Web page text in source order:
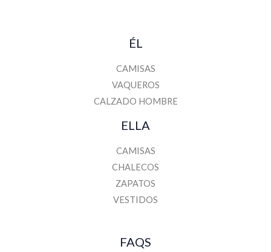
ÉL
CAMISAS
VAQUEROS
CALZADO HOMBRE
ELLA
CAMISAS
CHALECOS
ZAPATOS
VESTIDOS
FAQS